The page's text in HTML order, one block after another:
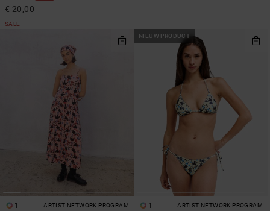
€ 20,00
SALE
1 ARTIST NETWORK PROGRAM
NIEUW PRODUCT
1 ARTIST NETWORK PROGRAM